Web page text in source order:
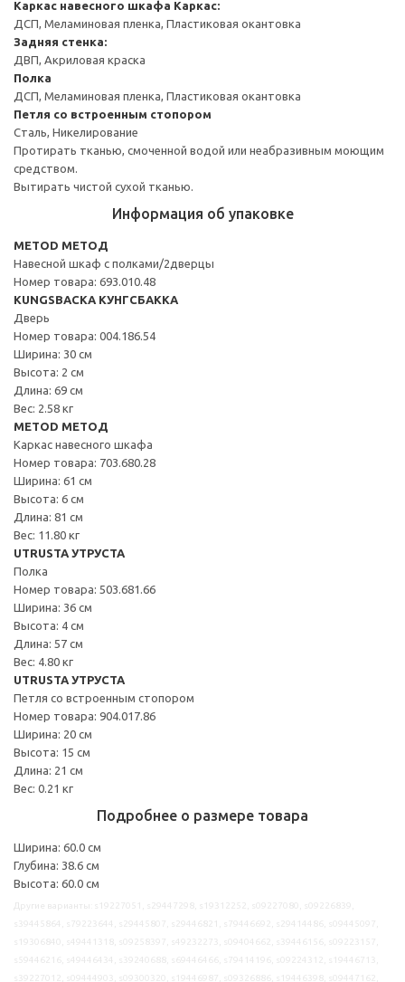
Каркас навесного шкафа Каркас:
ДСП, Меламиновая пленка, Пластиковая окантовка
Задняя стенка:
ДВП, Акриловая краска
Полка
ДСП, Меламиновая пленка, Пластиковая окантовка
Петля со встроенным стопором
Сталь, Никелирование
Протирать тканью, смоченной водой или неабразивным моющим
средством.
Вытирать чистой сухой тканью.
Информация об упаковке
METOD МЕТОД
Навесной шкаф с полками/2дверцы
Номер товара: 693.010.48
KUNGSBACKA КУНГСБАККА
Дверь
Номер товара: 004.186.54
Ширина: 30 см
Высота: 2 см
Длина: 69 см
Вес: 2.58 кг
METOD МЕТОД
Каркас навесного шкафа
Номер товара: 703.680.28
Ширина: 61 см
Высота: 6 см
Длина: 81 см
Вес: 11.80 кг
UTRUSTA УТРУСТА
Полка
Номер товара: 503.681.66
Ширина: 36 см
Высота: 4 см
Длина: 57 см
Вес: 4.80 кг
UTRUSTA УТРУСТА
Петля со встроенным стопором
Номер товара: 904.017.86
Ширина: 20 см
Высота: 15 см
Длина: 21 см
Вес: 0.21 кг
Подробнее о размере товара
Ширина: 60.0 см
Глубина: 38.6 см
Высота: 60.0 см